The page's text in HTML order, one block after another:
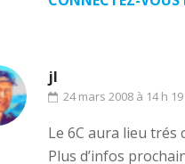
jl
24 mars 2008 à 14 h
Le 6C aura lieu trés
Plus d’infos